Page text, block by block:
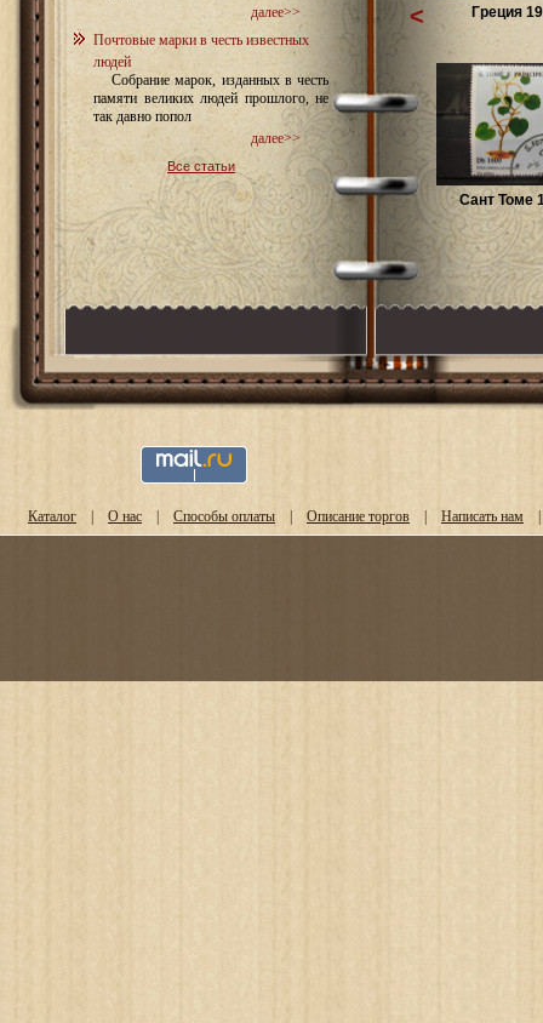
далее>>
Почтовые марки в честь известных
людей
Собрание марок, изданных в честь
памяти великих людей прошлого, не
так давно попол
далее>>
Все статьи
Греция
Сант Томе
<
Каталог | О нас | Способы оплаты | Описание торгов | Написать нам |